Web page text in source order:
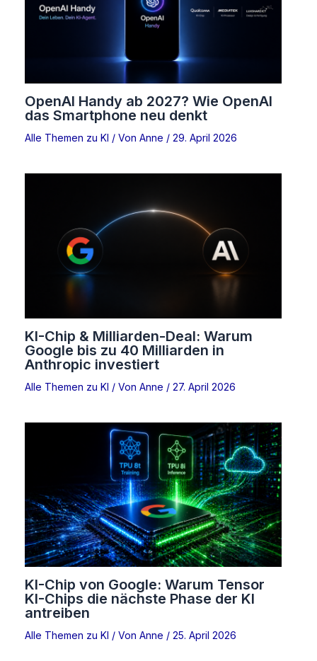
OpenAI Handy ab 2027? Wie OpenAI
das Smartphone neu denkt
Alle Themen zu KI / Von Anne / 29. April 2026
KI-Chip & Milliarden-Deal: Warum
Google bis zu 40 Milliarden in
Anthropic investiert
Alle Themen zu KI / Von Anne / 27. April 2026
KI-Chip von Google: Warum Tensor
KI-Chips die nächste Phase der KI
antreiben
Alle Themen zu KI / Von Anne / 25. April 2026